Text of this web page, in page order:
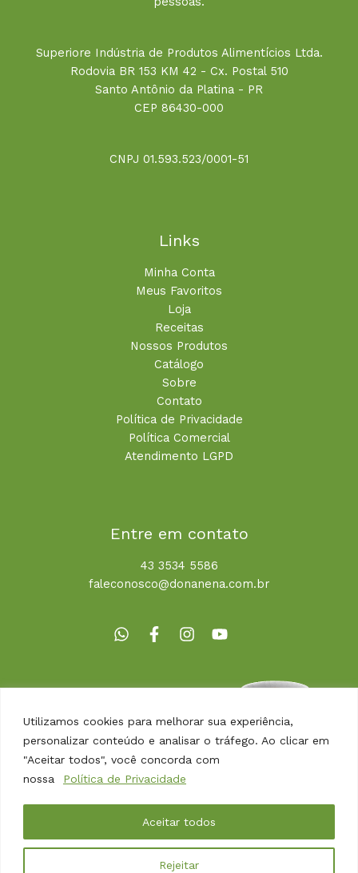
Utilizamos cookies para melhorar sua experiência,
personalizar conteúdo e analisar o tráfego. Ao clicar em
"Aceitar todos", você concorda com
nossa
Política de Privacidade
Rejeitar
Aceitar todos
Superiore Indústria de Produtos Alimentícios Ltda.
Rodovia BR 153 KM 42 - Cx. Postal 510
Santo Antônio da Platina - PR
CEP 86430-000
CNPJ 01.593.523/0001-51
Links
Minha Conta
Meus Favoritos
Loja
Receitas
Nossos Produtos
Catálogo
Sobre
Contato
Política de Privacidade
Política Comercial
Atendimento LGPD
Entre em contato
43 3534 5586
faleconosco@donanena.com.br
Copyright © 2026 | Dona Nena Alimentos
Desenvolvido por Agência Arbor